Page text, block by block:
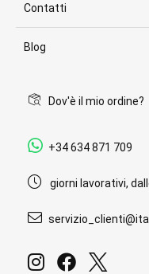
Contatti
Blog
Dov'è il mio ordine?
+34 634 871 709
giorni lavorativi,